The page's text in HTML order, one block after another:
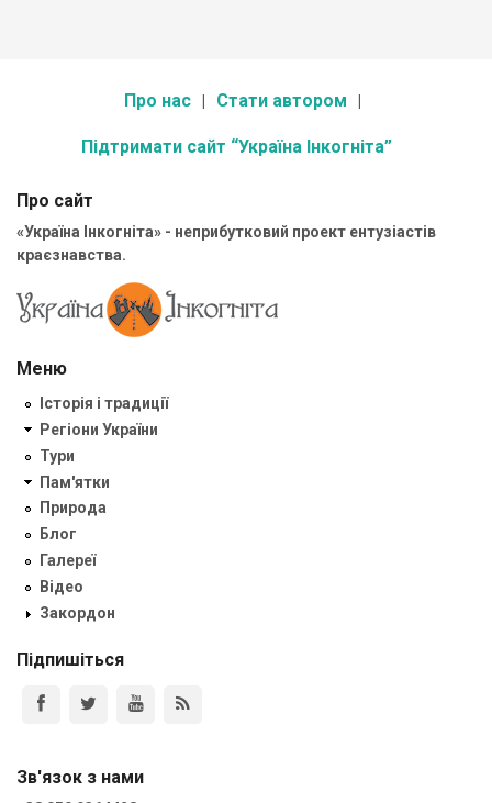
Про нас Стати автором
Підтримати сайт “Україна Інкогніта”
Про сайт
«Україна Інкогніта» - неприбутковий проект ентузіастів
краєзнавства.
Меню
Історія і традиції
Регіони України
Тури
Пам'ятки
Природа
Блог
Галереї
Відео
Закордон
Підпишіться
Зв'язок з нами